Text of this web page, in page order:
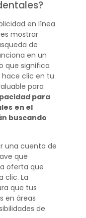
en línea
mostrar
de
en un
que significa
hace clic en tu
para
para
en el
buscando
una cuenta de
que
oferta que
clic. La
que tus
en áreas
de